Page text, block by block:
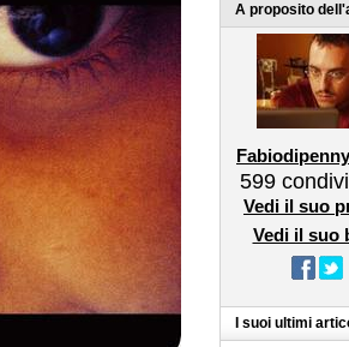
A proposito
599
Vedi il suo
Vedi il suo
I suoi ultimi